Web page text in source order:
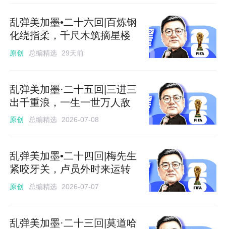
乱弹美加墨•二十六回|百炼钢
化绕指柔，千尺木筑摘星楼
原创 总编精选 29天前
乱弹美加墨·二十五回|三进三
出千重浪，一生一世万人敌
原创 总编精选 2026-07-08
乱弹美加墨•二十四回|梅先生
紧咬牙关，卢员外时来运转
原创 总编精选 2026-07-07
乱弹美加墨·二十三回|莫道哈